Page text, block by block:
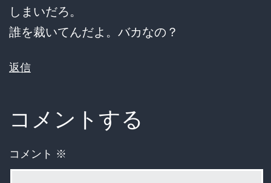
しまいだろ。
誰を裁いてんだよ。バカなの？
返信
コメントする
コメント ※